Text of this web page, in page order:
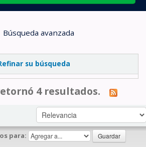
Búsqueda avanzada
su búsqueda
4 resultados.
para: